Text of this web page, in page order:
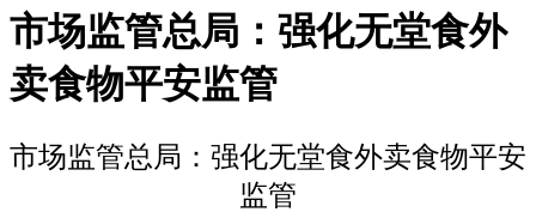
市场监管总局：强化无堂食外
卖食物平安监管
市场监管总局：强化无堂食外卖食物平安
监管